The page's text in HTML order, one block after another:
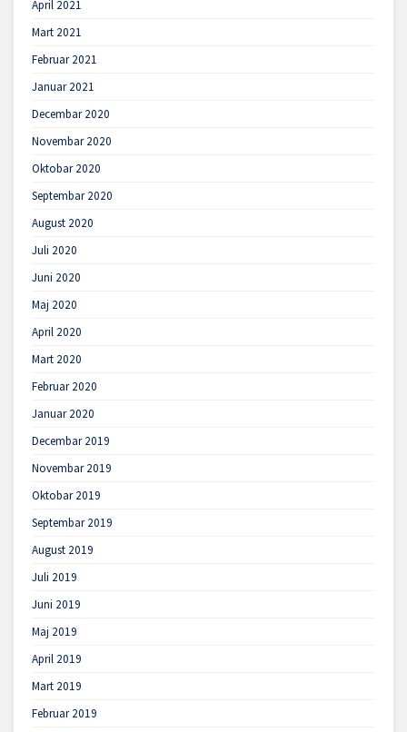
April 2021
Mart 2021
Februar 2021
Januar 2021
Decembar 2020
Novembar 2020
Oktobar 2020
Septembar 2020
August 2020
Juli 2020
Juni 2020
Maj 2020
April 2020
Mart 2020
Februar 2020
Januar 2020
Decembar 2019
Novembar 2019
Oktobar 2019
Septembar 2019
August 2019
Juli 2019
Juni 2019
Maj 2019
April 2019
Mart 2019
Februar 2019